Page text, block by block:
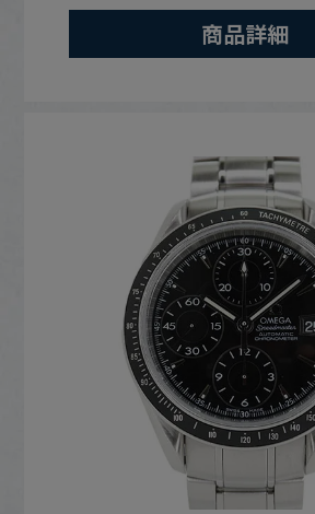
商品詳細